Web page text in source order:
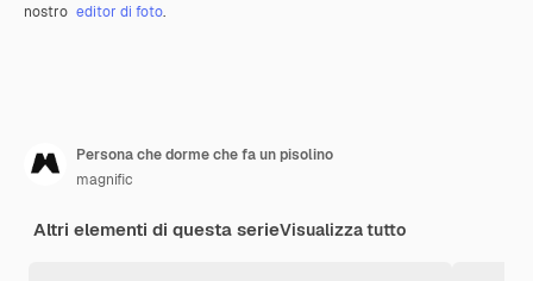
nostro editor di foto.
Persona che dorme che fa un pisolino
magnific
Altri elementi di questa serieVisualizza tutto